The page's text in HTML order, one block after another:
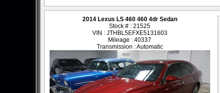
2014 Lexus LS 460 460 4dr Sedan
Stock # : 21525
VIN : JTHBL5EFXE5131603
Mileage : 40337
Transmission : Automatic